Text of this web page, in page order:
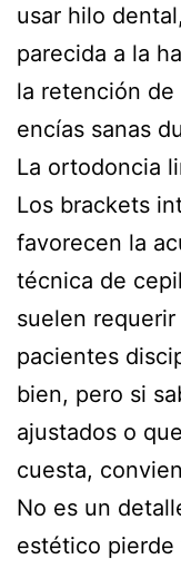
usar hilo
parecida a la
la retención
encías sanas
La ortodoncia
Los brackets
favorecen la
técnica de
suelen
pacientes
bien, pero si
ajustados o
cuesta,
No es un
estético pierde